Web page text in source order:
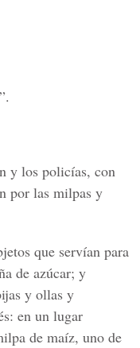
y los policías, con
por las milpas y
que servían para
de azúcar; y
y ollas y
en un lugar
de maíz, uno de